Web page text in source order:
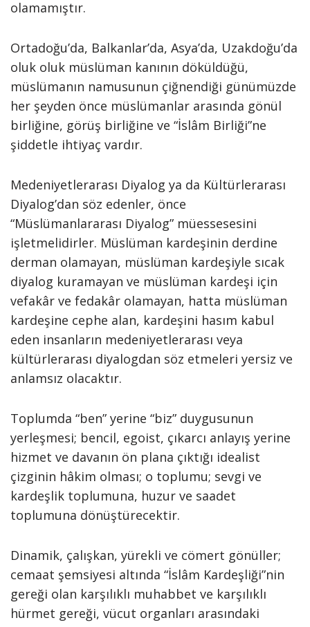
olamamıştır.
Ortadoğu’da, Balkanlar’da, Asya’da, Uzakdoğu’da
oluk oluk müslüman kanının döküldüğü,
müslümanın namusunun çiğnendiği günümüzde
her şeyden önce müslümanlar arasında gönül
birliğine, görüş birliğine ve “İslâm Birliği”ne
şiddetle ihtiyaç vardır.
Medeniyetlerarası Diyalog ya da Kültürlerarası
Diyalog’dan söz edenler, önce
“Müslümanlararası Diyalog” müessesesini
işletmelidirler. Müslüman kardeşinin derdine
derman olamayan, müslüman kardeşiyle sıcak
diyalog kuramayan ve müslüman kardeşi için
vefakâr ve fedakâr olamayan, hatta müslüman
kardeşine cephe alan, kardeşini hasım kabul
eden insanların medeniyetlerarası veya
kültürlerarası diyalogdan söz etmeleri yersiz ve
anlamsız olacaktır.
Toplumda “ben” yerine “biz” duygusunun
yerleşmesi; bencil, egoist, çıkarcı anlayış yerine
hizmet ve davanın ön plana çıktığı idealist
çizginin hâkim olması; o toplumu; sevgi ve
kardeşlik toplumuna, huzur ve saadet
toplumuna dönüştürecektir.
Dinamik, çalışkan, yürekli ve cömert gönüller;
cemaat şemsiyesi altında “İslâm Kardeşliği”nin
gereği olan karşılıklı muhabbet ve karşılıklı
hürmet gereği, vücut organları arasındaki